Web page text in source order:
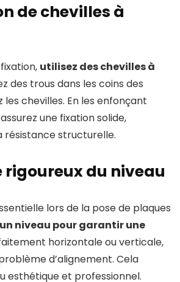
de chevilles à
utilisez des chevilles à
des trous dans les coins des
les chevilles. En les enfonçant
une fixation solide,
résistance structurelle.
rigoureux du niveau
lors de la pose de plaques
niveau pour garantir une
horizontale ou verticale,
d’alignement. Cela
esthétique et professionnel.